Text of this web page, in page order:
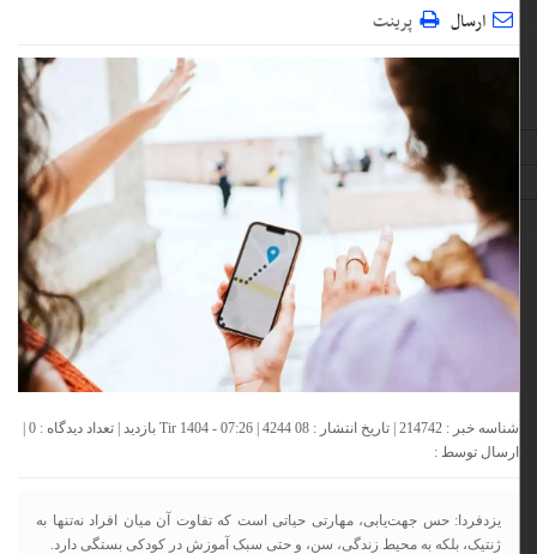
ارسال پرینت
شناسه خبر : 214742 | تاریخ انتشار : 08 Tir 1404 - 07:26 | 4244 بازدید | تعداد دیدگاه : 0
|
ارسال توسط :
یزدفردا: حس جهت‌یابی، مهارتی حیاتی است که تفاوت آن میان افراد نه‌تنها به
ژنتیک، بلکه به محیط زندگی، سن، و حتی سبک آموزش در کودکی بستگی دارد.